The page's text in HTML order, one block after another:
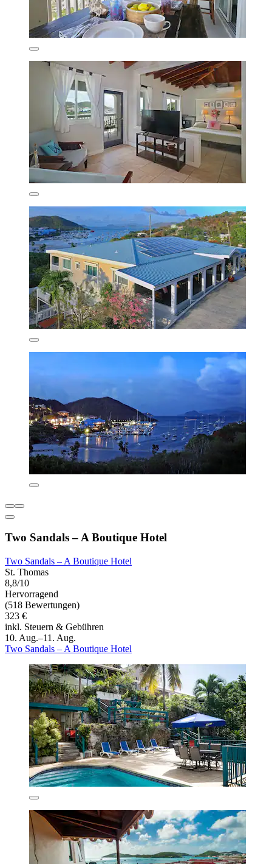
Two Sandals – A Boutique Hotel
Two Sandals – A Boutique Hotel
St. Thomas
8,8/10
Hervorragend
(518 Bewertungen)
323 €
inkl. Steuern & Gebühren
10. Aug.–11. Aug.
Two Sandals – A Boutique Hotel